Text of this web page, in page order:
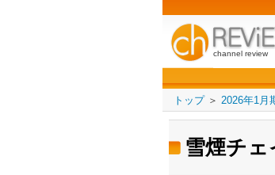
channel review
トップ＞ 2026年1月
雪煙チェ